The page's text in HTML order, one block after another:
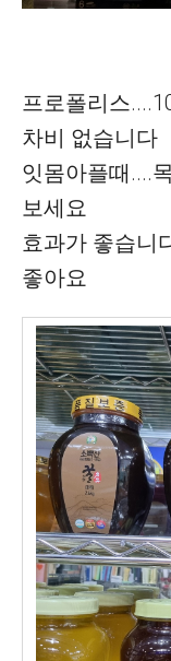
프로폴리스
차비 없습니다
잇몸아플때....
보세요
효과가 좋습니
좋아요